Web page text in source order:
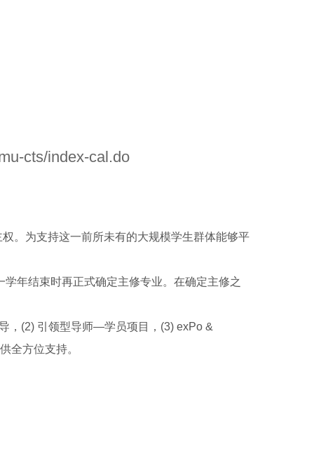
cts/index-cal.do
。为支持这一前所未有的大规模学生群体能够平
学年结束时再正式确定主修专业。在确定主修之
，(2) 引领型导师—学员项目，(3) exPo &
全方位支持。